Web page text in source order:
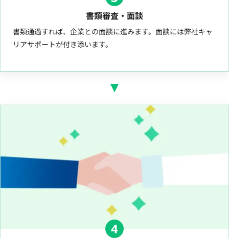
書類審査・面談
書類通過すれば、企業との面談に進みます。面談には弊社キャ
リアサポートが付き添います。
4